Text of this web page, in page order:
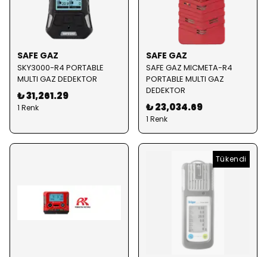
SAFE GAZ
SKY3000-R4 PORTABLE
MULTI GAZ DEDEKTOR
₺ 31,261.29
1 Renk
SAFE GAZ
SAFE GAZ MICMETA-R4
PORTABLE MULTI GAZ
DEDEKTOR
₺ 23,034.69
1 Renk
Tükendi